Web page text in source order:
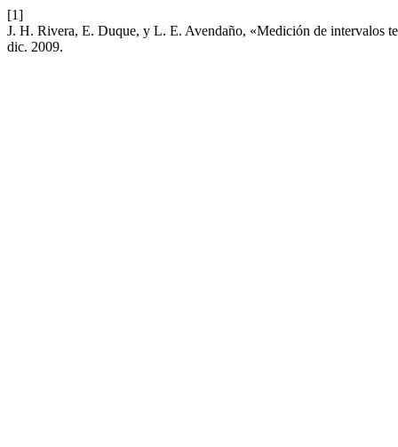
[1]
J. H. Rivera, E. Duque, y L. E. Avendaño, «Medición de intervalos
dic. 2009.